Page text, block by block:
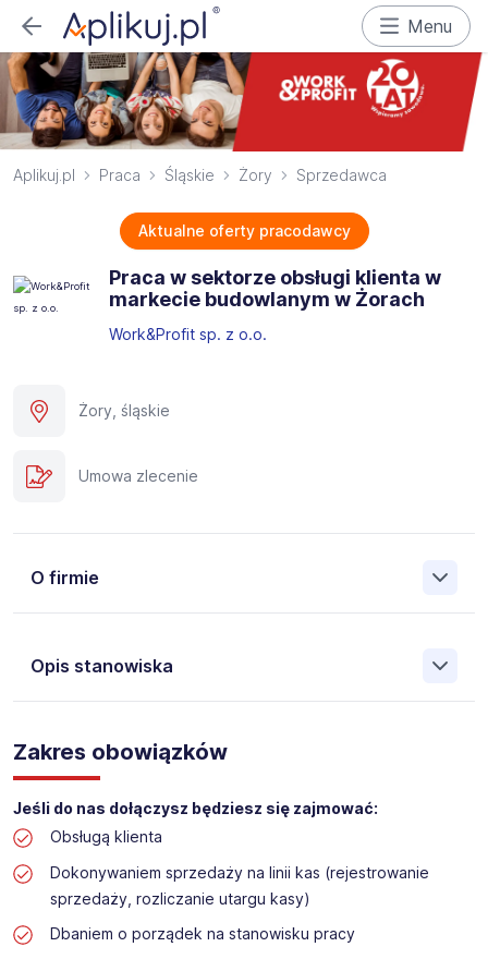
Menu
Aplikuj.pl Praca Śląskie Żory Sprzedawca
Aktualne oferty pracodawcy
Praca w sektorze obsługi klienta w
markecie budowlanym w Żorach
Work&Profit sp. z o.o.
Żory, śląskie
Umowa zlecenie
O firmie
Opis stanowiska
Pośrednictwa Pracy i Doradztwa Personalnego Work &
Profit jest obecnie jedną z największych niezależnych
polskich agencji zatrudnienia. W ciągu wielu lat naszej
działalności daliśmy pracę przeszło 50 000 pracowników
w całym kraju. Skutecznie znajdujemy pracowników dla
największych firm, jak również małych rodzinnych
przedsiębiorstw w Polsce. Agencja jest wpisana pod nr
396 w Krajowym Rejestrze Agencji Zatrudnienia.
Obecnie dla naszego Klienta, poszukujemy osób do pracy
na stanowisko:
Zakres obowiązków
Jeśli do nas dołączysz będziesz się zajmować:
Obsługą klienta
Dokonywaniem sprzedaży na linii kas (rejestrowanie
sprzedaży, rozliczanie utargu kasy)
Dbaniem o porządek na stanowisku pracy